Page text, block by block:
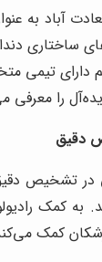
سعادت آباد
ساختاری
دارای تیمی
را معرفی
دقیق
در تشخیص
به کمک
کمک